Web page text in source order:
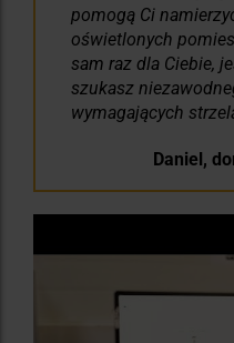
pomogą Ci
oświetlonych
sam raz dla Ciebie,
szukasz
wymagających
Daniel,